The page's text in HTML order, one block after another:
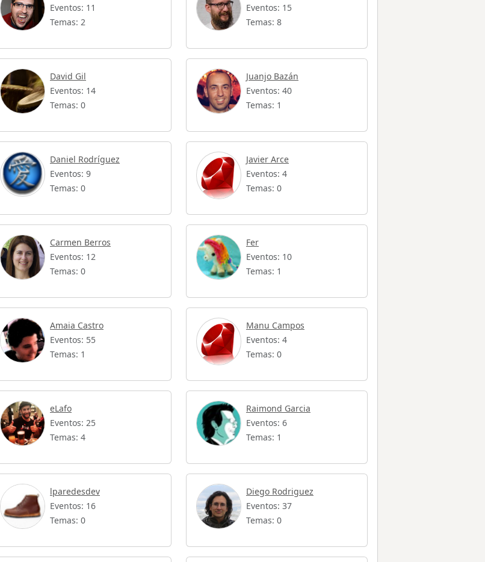
Eventos: 11
Temas: 2
Eventos: 15
Temas: 8
David Gil
Eventos: 14
Temas: 0
Juanjo Bazán
Eventos: 40
Temas: 1
Daniel Rodríguez
Eventos: 9
Temas: 0
Javier Arce
Eventos: 4
Temas: 0
Carmen Berros
Eventos: 12
Temas: 0
Fer
Eventos: 10
Temas: 1
Amaia Castro
Eventos: 55
Temas: 1
Manu Campos
Eventos: 4
Temas: 0
eLafo
Eventos: 25
Temas: 4
Raimond Garcia
Eventos: 6
Temas: 1
lparedesdev
Eventos: 16
Temas: 0
Diego Rodriguez
Eventos: 37
Temas: 0